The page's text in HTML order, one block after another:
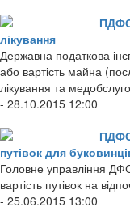
лікування
Державна податкова
або вартість майна
лікування та медобслуго
- 28.10.2015 12:00
путівок для
Головне управління
вартість путівок на
- 25.06.2015 13:00